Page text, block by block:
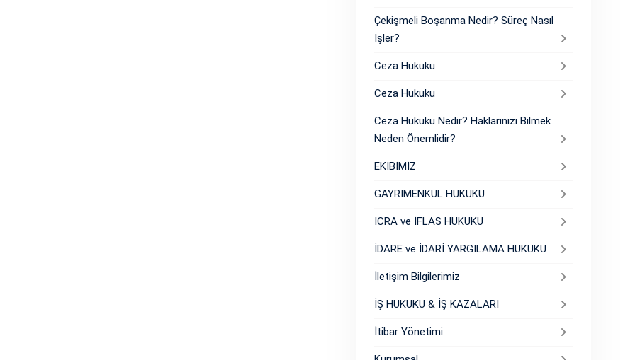
Çekişmeli Boşanma Nedir? Süreç Nasıl
İşler?
Ceza Hukuku
Ceza Hukuku
Ceza Hukuku Nedir? Haklarınızı Bilmek
Neden Önemlidir?
EKİBİMİZ
GAYRIMENKUL HUKUKU
İCRA ve İFLAS HUKUKU
İDARE ve İDARİ YARGILAMA HUKUKU
İletişim Bilgilerimiz
İŞ HUKUKU & İŞ KAZALARI
İtibar Yönetimi